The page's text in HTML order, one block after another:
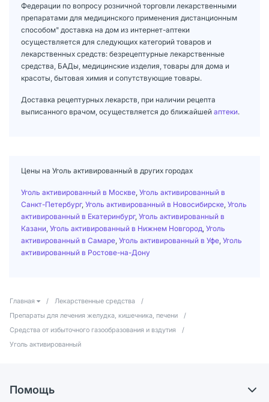
Федерации по вопросу розничной торговли лекарственными
препаратами для медицинского применения дистанционным
способом" доставка на дом из интернет-аптеки
осуществляется для следующих категорий товаров и
лекарственных средств: безрецептурные лекарственные
средства, БАДы, медицинские изделия, товары для дома и
красоты, бытовая химия и сопутствующие товары.
Доставка рецептурных лекарств, при наличии рецепта
выписанного врачом, осуществляется до ближайшей аптеки.
Цены на Уголь активированный в других городах
Уголь активированный в Москве Уголь активированный в
Санкт-Петербург, Уголь активированный в Новосибирске Уголь
активированный в Екатеринбург, Уголь активированный в
Казани Уголь активированный в Нижнем Новгород Уголь
активированный в Самаре Уголь активированный в Уфе Уголь
активированный в Ростове-на-Дону
Главная / Лекарственные средства
/
Препараты для лечения желудка, кишечника, печени
/
Средства от избыточного газообразования и вздутия
/
Уголь активированный
Помощь